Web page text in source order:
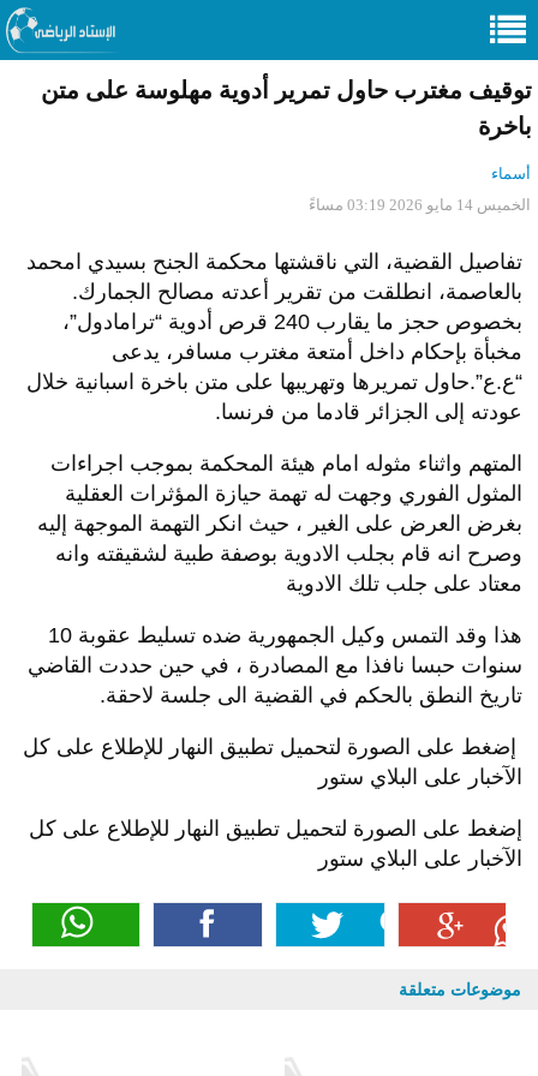
توقيف مغترب حاول تمرير أدوية مهلوسة على متن
باخرة
أسماء
الخميس 14 مايو 2026 03:19 مساءً
تفاصيل القضية، التي ناقشتها محكمة الجنح بسيدي امحمد
بالعاصمة، انطلقت من تقرير أعدته مصالح الجمارك.
بخصوص حجز ما يقارب 240 قرص أدوية “ترامادول”،
مخبأة بإحكام داخل أمتعة مغترب مسافر، يدعى
“ع.ع”.حاول تمريرها وتهريبها على متن باخرة اسبانية خلال
عودته إلى الجزائر قادما من فرنسا.
المتهم واثناء مثوله امام هيئة المحكمة بموجب اجراءات
المثول الفوري وجهت له تهمة حيازة المؤثرات العقلية
بغرض العرض على الغير ، حيث انكر التهمة الموجهة إليه
وصرح انه قام بجلب الادوية بوصفة طبية لشقيقته وانه
معتاد على جلب تلك الادوية
هذا وقد التمس وكيل الجمهورية ضده تسليط عقوبة 10
سنوات حبسا نافذا مع المصادرة ، في حين حددت القاضي
تاريخ النطق بالحكم في القضية الى جلسة لاحقة.
إضغط على الصورة لتحميل تطبيق النهار للإطلاع على كل
الآخبار على البلاي ستور
إضغط على الصورة لتحميل تطبيق النهار للإطلاع على كل
الآخبار على البلاي ستور
موضوعات متعلقة